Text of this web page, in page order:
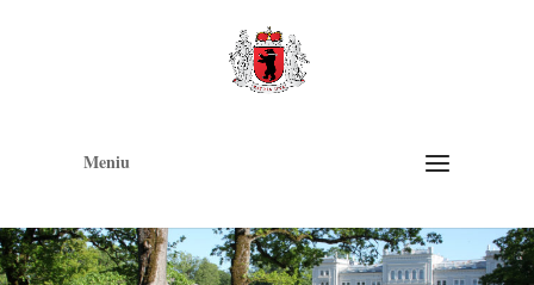
Meniu